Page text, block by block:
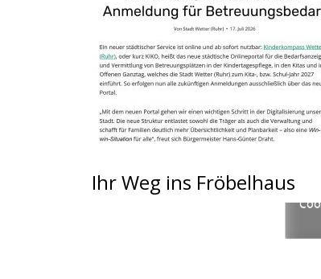
Ihr Weg ins Fröbelhaus